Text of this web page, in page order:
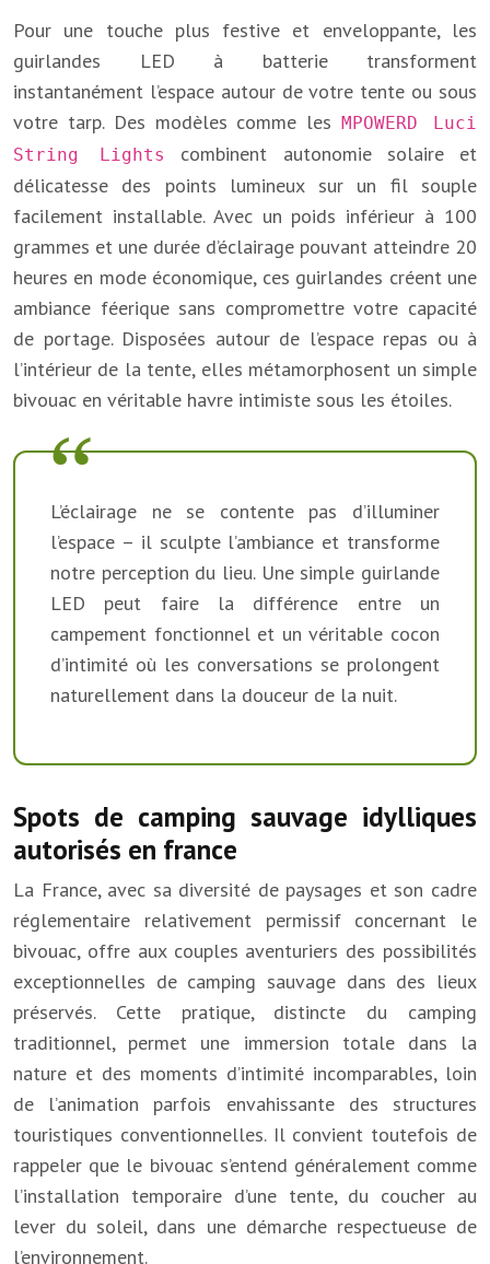
Pour une touche plus festive et enveloppante, les
guirlandes LED à batterie transforment
instantanément l’espace autour de votre tente ou sous
votre tarp. Des modèles comme lesMPOWERD Luci
String Lights
combinent autonomie solaire et
délicatesse des points lumineux sur un fil souple
facilement installable. Avec un poids inférieur à 100
grammes et une durée d’éclairage pouvant atteindre 20
heures en mode économique, ces guirlandes créent une
ambiance féerique sans compromettre votre capacité
de portage. Disposées autour de l’espace repas ou à
l’intérieur de la tente, elles métamorphosent un simple
bivouac en véritable havre intimiste sous les étoiles.
L’éclairage ne se contente pas d’illuminer
l’espace – il sculpte l’ambiance et transforme
notre perception du lieu. Une simple guirlande
LED peut faire la différence entre un
campement fonctionnel et un véritable cocon
d’intimité où les conversations se prolongent
naturellement dans la douceur de la nuit.
Spots de camping sauvage idylliques
autorisés en france
La France, avec sa diversité de paysages et son cadre
réglementaire relativement permissif concernant le
bivouac, offre aux couples aventuriers des possibilités
exceptionnelles de camping sauvage dans des lieux
préservés. Cette pratique, distincte du camping
traditionnel, permet une immersion totale dans la
nature et des moments d’intimité incomparables, loin
de l’animation parfois envahissante des structures
touristiques conventionnelles. Il convient toutefois de
rappeler que le bivouac s’entend généralement comme
l’installation temporaire d’une tente, du coucher au
lever du soleil, dans une démarche respectueuse de
l’environnement.